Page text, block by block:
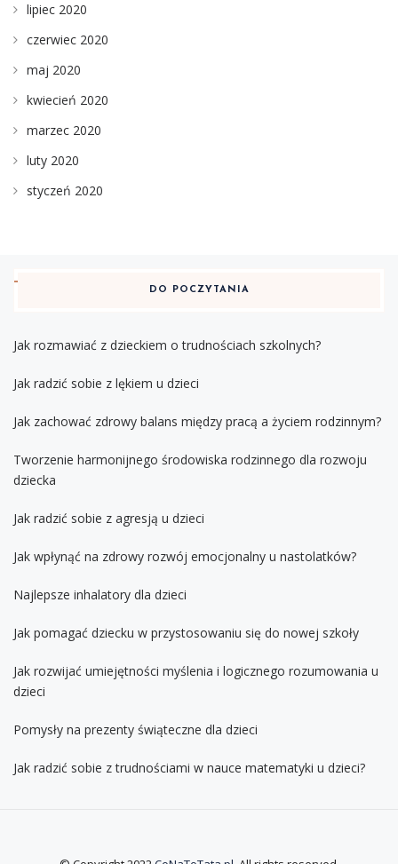
lipiec 2020
czerwiec 2020
maj 2020
kwiecień 2020
marzec 2020
luty 2020
styczeń 2020
DO POCZYTANIA
Jak rozmawiać z dzieckiem o trudnościach szkolnych?
Jak radzić sobie z lękiem u dzieci
Jak zachować zdrowy balans między pracą a życiem rodzinnym?
Tworzenie harmonijnego środowiska rodzinnego dla rozwoju
dziecka
Jak radzić sobie z agresją u dzieci
Jak wpłynąć na zdrowy rozwój emocjonalny u nastolatków?
Najlepsze inhalatory dla dzieci
Jak pomagać dziecku w przystosowaniu się do nowej szkoły
Jak rozwijać umiejętności myślenia i logicznego rozumowania u
dzieci
Pomysły na prezenty świąteczne dla dzieci
Jak radzić sobie z trudnościami w nauce matematyki u dzieci?